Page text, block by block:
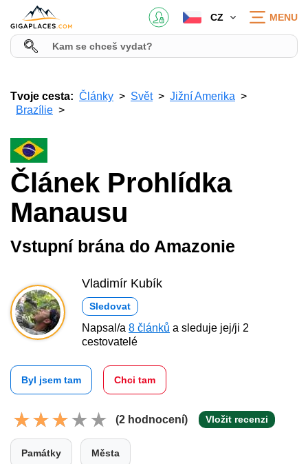
CZ MENU
Tvoje cesta: Články Svět
Jižní Amerika
Brazílie
Článek Prohlídka
Manausu
Vstupní brána do Amazonie
Vladimír Kubík
Sledovat
Napsal/a 8 článků a sleduje jej/ji 2
cestovatelé
Byl jsem tam Chci tam
(2 hodnocení) Vložit recenzi
Památky Města